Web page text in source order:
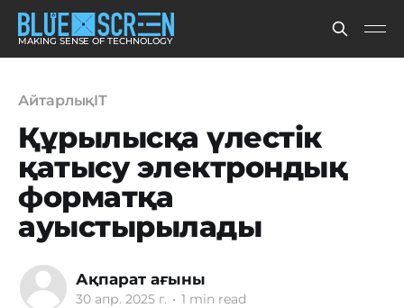
MAKING SENSE OF TECHNOLOGY
АйтарлықIT
Құрылысқа үлестік
қатысу электрондық
форматқа
ауыстырылады
Ақпарат ағыны
30 апр. 2025 г. • 1 min read